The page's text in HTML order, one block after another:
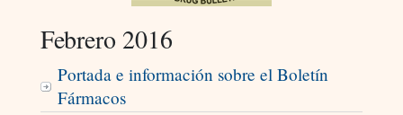
Febrero 2016
Portada e información sobre el Boletín
Fármacos